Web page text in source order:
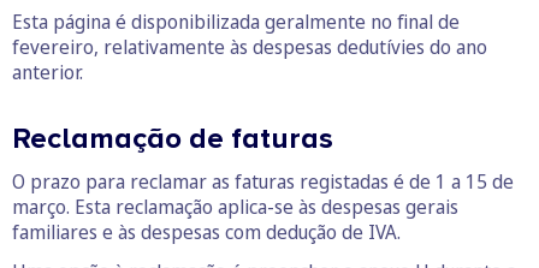
Esta página é disponibilizada geralmente no final de
fevereiro, relativamente às despesas dedutívies do ano
anterior.
Reclamação de faturas
O prazo para reclamar as faturas registadas é de 1 a 15 de
março. Esta reclamação aplica-se às despesas gerais
familiares e às despesas com dedução de IVA.